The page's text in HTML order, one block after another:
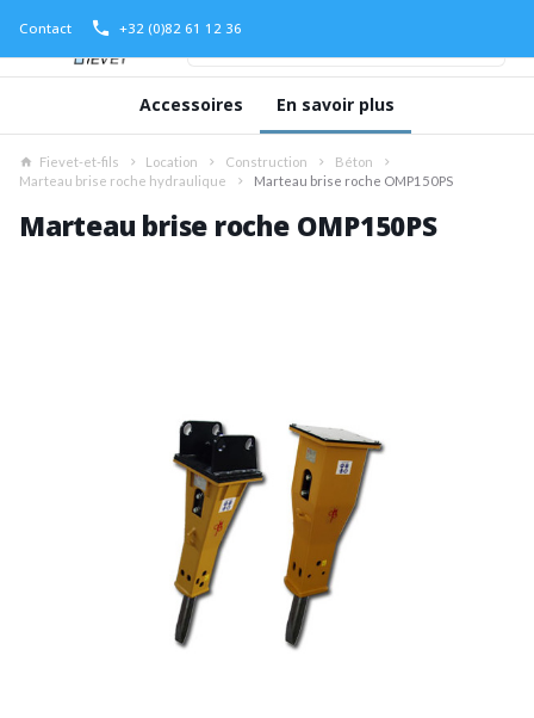
Contact +32 (0)82 61 12 36
Fievet-et-fils Location Construction
Béton
Marteau brise roche hydraulique
Marteau brise roche OMP150PS
Marteau brise roche OMP150PS
Accessoires En savoir plus